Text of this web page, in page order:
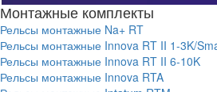
Монтажные комплекты
Рельсы монтажные Na+ RT
Рельсы монтажные Innova RT II 1-3K/
Рельсы монтажные Innova RT II 6-10K
Рельсы монтажные Innova RTA